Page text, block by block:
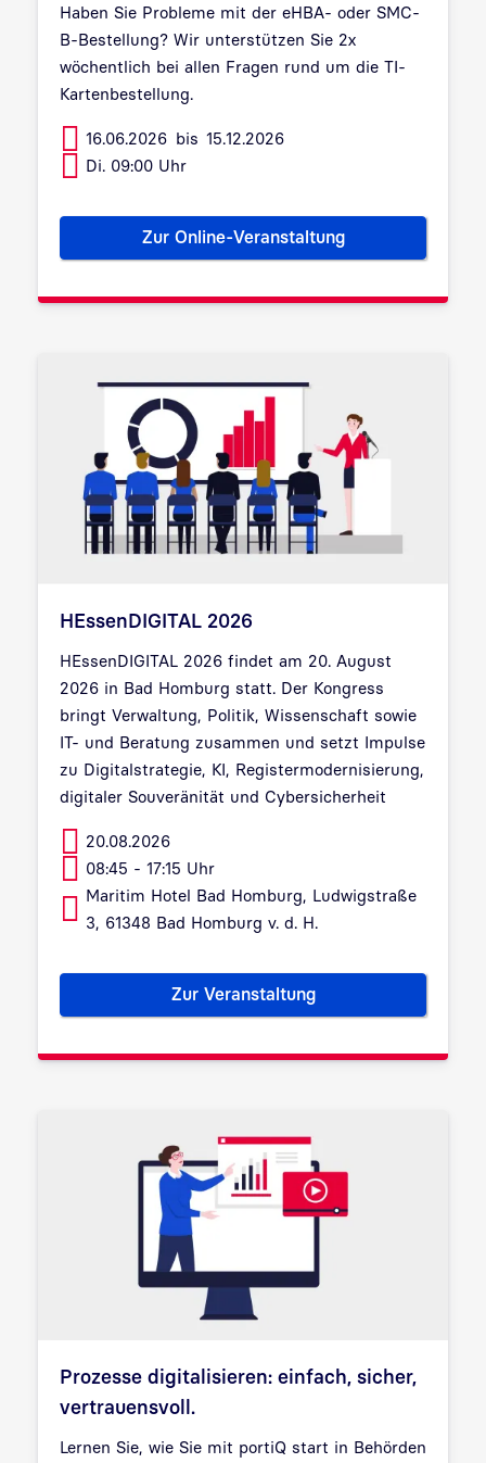
Haben Sie Probleme mit der eHBA- oder SMC-
B-Bestellung? Wir unterstützen Sie 2x
wöchentlich bei allen Fragen rund um die TI-
Kartenbestellung.
16.06.2026 bis 15.12.2026
Di. 09:00 Uhr
Zur Online-VeranstaltungSprechstunde: eHBA- und
HEssenDIGITAL 2026
HEssenDIGITAL 2026 findet am 20. August
2026 in Bad Homburg statt. Der Kongress
bringt Verwaltung, Politik, Wissenschaft sowie
IT- und Beratung zusammen und setzt Impulse
zu Digitalstrategie, KI, Registermodernisierung,
digitaler Souveränität und Cybersicherheit
20.08.2026
08:45 - 17:15 Uhr
Maritim Hotel Bad Homburg, Ludwigstraße
3, 61348 Bad Homburg v. d. H.
Zur VeranstaltungHEssenDIGITAL 2026
Prozesse digitalisieren: einfach, sicher,
vertrauensvoll.
Lernen Sie, wie Sie mit portiQ start in Behörden